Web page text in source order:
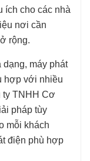
ích cho các nhà
nơi cần
rộng.
dạng, máy phát
hợp với nhiều
ty TNHH Cơ
pháp tùy
mỗi khách
điện phù hợp